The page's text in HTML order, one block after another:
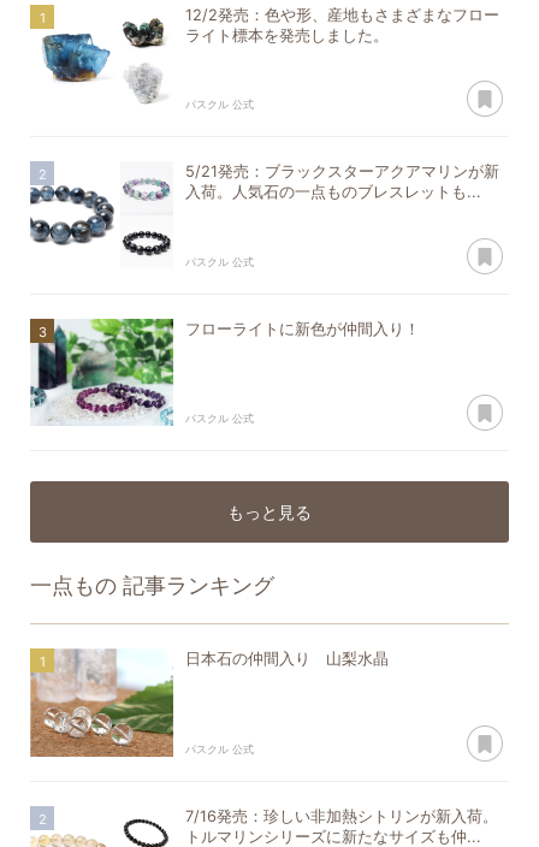
12/2発売：色や形、産地もさまざまなフロー
ライト標本を発売しました。
パスクル 公式
5/21発売：ブラックスターアクアマリンが新
入荷。人気石の一点ものブレスレットも...
パスクル 公式
フローライトに新色が仲間入り！
パスクル 公式
もっと見る
一点もの 記事ランキング
日本石の仲間入り 山梨水晶
パスクル 公式
7/16発売：珍しい非加熱シトリンが新入荷。
トルマリンシリーズに新たなサイズも仲...